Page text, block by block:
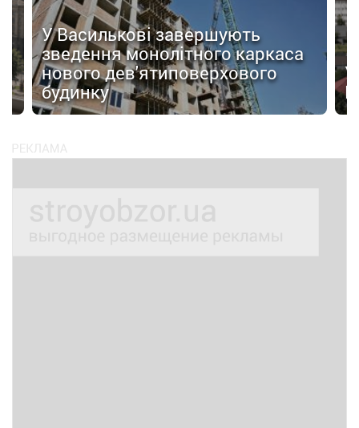
У Василькові завершують
зведення монолітного каркаса
нового дев'ятиповерхового
будинку